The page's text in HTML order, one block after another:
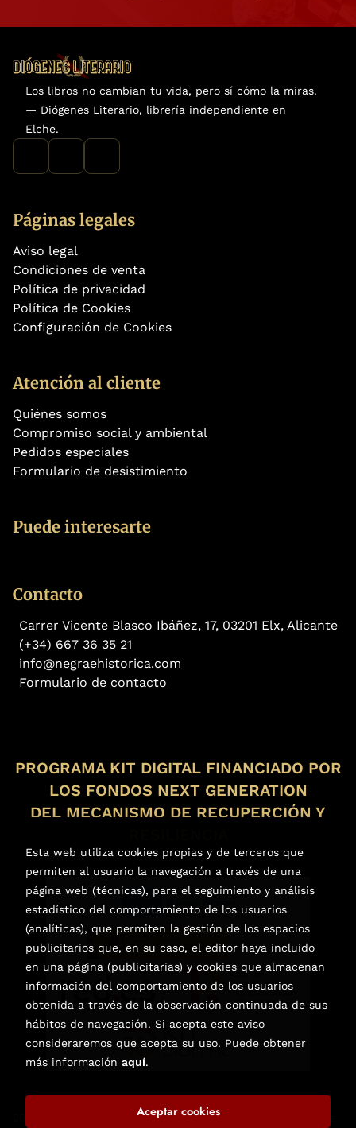
Los libros no cambian tu vida, pero sí cómo la miras.
— Diógenes Literario, librería independiente en
Elche.
Páginas legales
Aviso legal
Condiciones de venta
Política de privacidad
Política de Cookies
Configuración de Cookies
Atención al cliente
Quiénes somos
Compromiso social y ambiental
Pedidos especiales
Formulario de desistimiento
Puede interesarte
Contacto
Carrer Vicente Blasco Ibáñez, 17, 03201 Elx, Alicante
(+34) 667 36 35 21
info@negraehistorica.com
Formulario de contacto
PROGRAMA KIT DIGITAL FINANCIADO POR
LOS FONDOS NEXT GENERATION
DEL MECANISMO DE RECUPERCIÓN Y
Librería de Libros Nuevos y Usados en Elche
Esta web utiliza cookies propias y de terceros que
permiten al usuario la navegación a través de una
página web (técnicas), para el seguimiento y análisis
estadístico del comportamiento de los usuarios
(analíticas), que permiten la gestión de los espacios
publicitarios que, en su caso, el editor haya incluido
en una página (publicitarias) y cookies que almacenan
información del comportamiento de los usuarios
obtenida a través de la observación continuada de sus
hábitos de navegación. Si acepta este aviso
consideraremos que acepta su uso. Puede obtener
más información aquí.
Aceptar cookies